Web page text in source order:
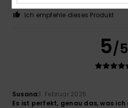
Farbe: 4/5
Ich empfehle dieses Produkt
5/5
Susana3. Februar 2026
Es ist perfekt, genau das, was